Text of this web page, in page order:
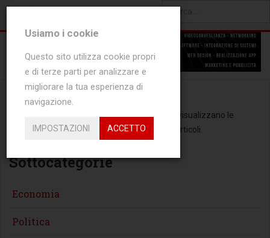
Type 2 or more characters
for results.
Non ci sono articoli in questa categoria. Se si visualizzano le
sottocategorie, dovrebbero contenere degli articoli.
Sottocategorie
Economia
Politica
Usiamo i cookie
Questo sito utilizza cookie propri
e di terze parti per analizzare e
migliorare la tua esperienza di
navigazione.
IMPOSTAZIONI ACCETTO